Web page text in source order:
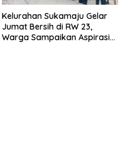
Kelurahan Sukamaju Gelar
Jumat Bersih di RW 23,
Warga Sampaikan Aspirasi